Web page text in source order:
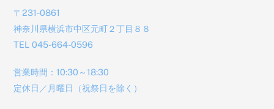
〒231-0861
神奈川県横浜市中区元町２丁目８８
TEL 045-664-0596
営業時間：10:30～18:30
定休日／月曜日（祝祭日を除く）